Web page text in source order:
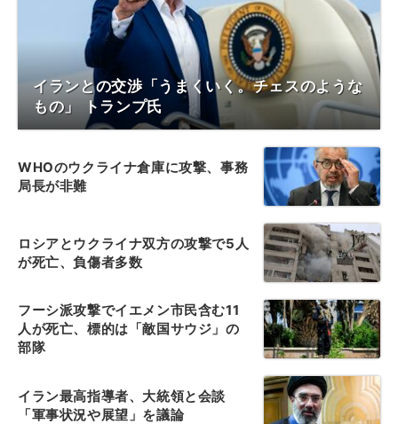
イランとの交渉「うまくいく。チェスのような
もの」 トランプ氏
WHOのウクライナ倉庫に攻撃、事務
局長が非難
ロシアとウクライナ双方の攻撃で5人
が死亡、負傷者多数
フーシ派攻撃でイエメン市民含む11
人が死亡、標的は「敵国サウジ」の
部隊
イラン最高指導者、大統領と会談
「軍事状況や展望」を議論